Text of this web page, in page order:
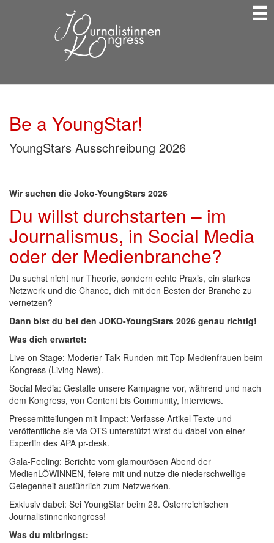
☰
Be a YoungStar!
YoungStars Ausschreibung 2026
Wir suchen die Joko-YoungStars 2026
Du willst durchstarten – im
Journalismus, in Social Media
oder der Medienbranche?
Du suchst nicht nur Theorie, sondern echte Praxis, ein starkes
Netzwerk und die Chance, dich mit den Besten der Branche zu
vernetzen?
Dann bist du bei den JOKO-YoungStars 2026 genau richtig!
Was dich erwartet:
Live on Stage: Moderier Talk-Runden mit Top-Medienfrauen beim
Kongress (Living News).
Social Media: Gestalte unsere Kampagne vor, während und nach
dem Kongress, von Content bis Community, Interviews.
Pressemitteilungen mit Impact: Verfasse Artikel-Texte und
veröffentliche sie via OTS unterstützt wirst du dabei von einer
Expertin des APA pr-desk.
Gala-Feeling: Berichte vom glamourösen Abend der
MedienLÖWINNEN, feiere mit und nutze die niederschwellige
Gelegenheit ausführlich zum Netzwerken.
Exklusiv dabei: Sei YoungStar beim 28. Österreichischen
Journalistinnenkongress!
Was du mitbringst: